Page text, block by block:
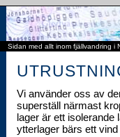
Sidan med allt inom fjällvandring i
Vi använder oss av
superställ närmast
lager är ett
ytterlager bärs ett